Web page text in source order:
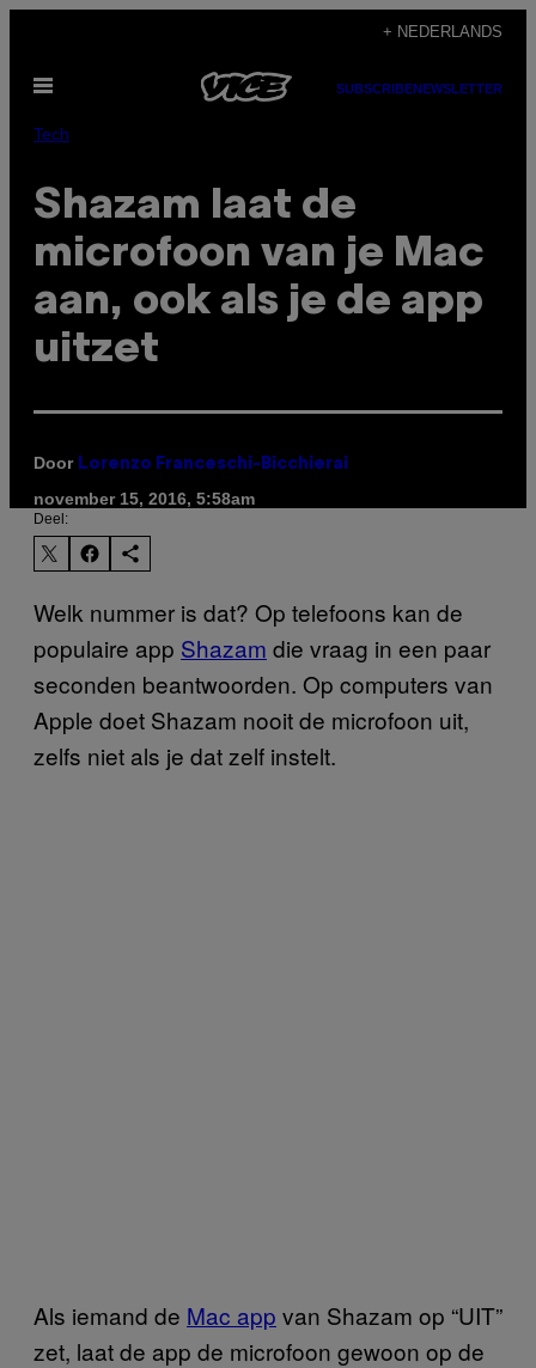
de
inhoud
+ NEDERLANDS
Open
SUBSCRIBENEWSLETTER
Tech
Shazam laat de
microfoon van je Mac
aan, ook als je de app
uitzet
Door Lorenzo Franceschi-Bicchierai
november 15, 2016, 5:58am
Deel:
Welk nummer is dat? Op telefoons kan de
populaire app Shazam die vraag in een paar
seconden beantwoorden. Op computers van
Apple doet Shazam nooit de microfoon uit,
zelfs niet als je dat zelf instelt.
Als iemand de Mac app van Shazam op “UIT”
zet, laat de app de microfoon gewoon op de